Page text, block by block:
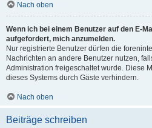
Nach oben
Wenn ich bei einem Benutzer auf den E-
aufgefordert, mich anzumelden.
Nur registrierte Benutzer dürfen die
Nachrichten an andere Benutzer nutzen,
Administration freigeschaltet wurde. Diese
dieses Systems durch Gäste verhindern.
Nach oben
Beiträge schreiben